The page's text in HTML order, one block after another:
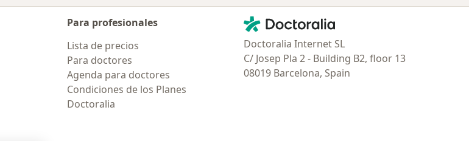
Para profesionales
Lista de precios
Para doctores
Agenda para doctores
Condiciones de los Planes
Doctoralia
Contacto
Doctoralia - Página de inicio
Doctoralia Internet SL
C/ Josep Pla 2 - Building B2, floor 13
08019 Barcelona, Spain